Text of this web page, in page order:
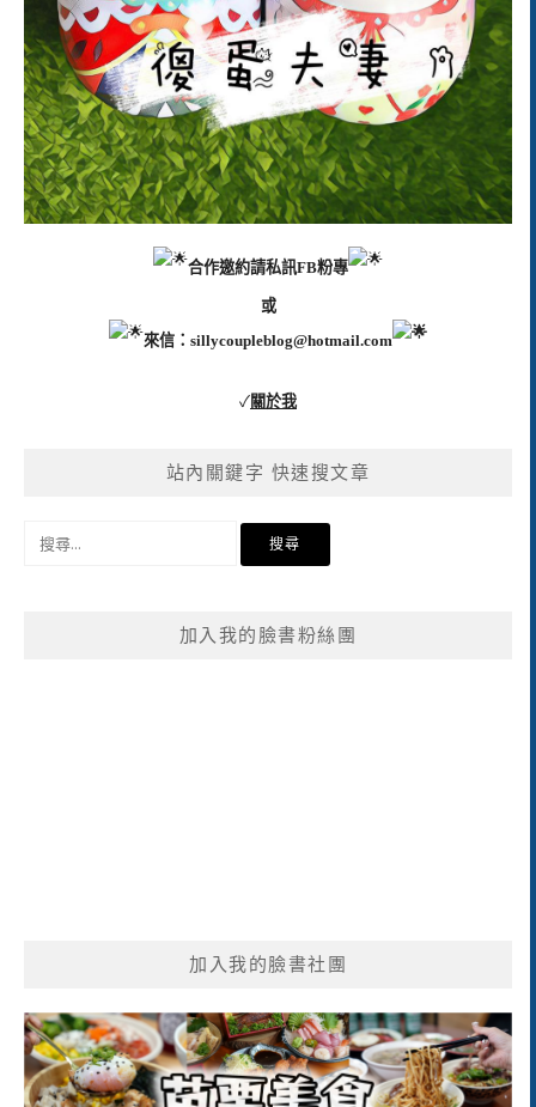
合作邀約請私訊FB粉專
或
來信： sillycoupleblog@hotmail.com
✓關於我
站內關鍵字 快速搜文章
加入我的臉書粉絲團
加入我的臉書社團